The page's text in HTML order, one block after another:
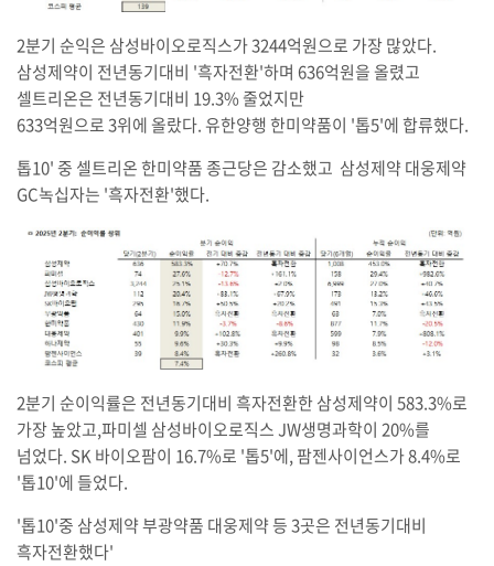
2분기 순익은 삼성바이오로직스가 3244억원으로 가장 많았다.
삼성제약이 전년동기대비 '흑자전환'하며 636억원을 올렸고
셀트리온은 전년동기대비 19.3% 줄었지만
633억원으로 3위에 올랐다. 유한양행 한미약품이 '톱5'에 합류했다.
톱10' 중 셀트리온 한미약품 종근당은 감소했고 삼성제약 대웅제약
GC녹십자는 '흑자전환'했다.
2분기 순이익률은 전년동기대비 흑자전환한 삼성제약이 583.3%로
가장 높았고,파미셀 삼성바이오로직스 JW생명과학이 20%를
넘었다. SK 바이오팜이 16.7%로 '톱5'에, 팜젠사이언스가 8.4%로
'톱10'에 들었다.
'톱10'중 삼성제약 부광약품 대웅제약 등 3곳은 전년동기대비
흑자전환했다'